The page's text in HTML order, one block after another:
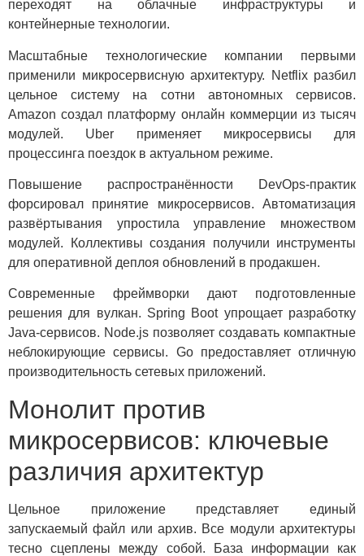
переходят на облачные инфраструктуры и
контейнерные технологии.
Масштабные технологические компании первыми
применили микросервисную архитектуру. Netflix разбил
цельное систему на сотни автономных сервисов.
Amazon создал платформу онлайн коммерции из тысяч
модулей. Uber применяет микросервисы для
процессинга поездок в актуальном режиме.
Повышение распространённости DevOps-практик
форсировал принятие микросервисов. Автоматизация
развёртывания упростила управление множеством
модулей. Коллективы создания получили инструменты
для оперативной деплоя обновлений в продакшен.
Современные фреймворки дают подготовленные
решения для вулкан. Spring Boot упрощает разработку
Java-сервисов. Node.js позволяет создавать компактные
неблокирующие сервисы. Go предоставляет отличную
производительность сетевых приложений.
Монолит против
микросервисов: ключевые
различия архитектур
Цельное приложение представляет единый
запускаемый файл или архив. Все модули архитектуры
тесно сцеплены между собой. База информации как